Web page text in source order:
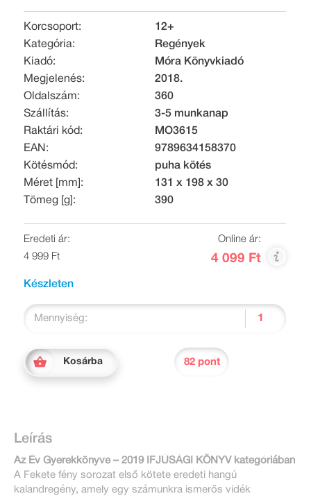
Korcsoport:
12+
Kategória:
Regények
Kiadó:
Móra Könyvkiadó
Megjelenés:
2018.
Oldalszám:
360
Szállítás:
3-5 munkanap
Raktári kód:
MO3615
EAN:
9789634158370
Kötésmód:
puha kötés
Méret [mm]:
131 x 198 x 30
Tömeg [g]:
390
Eredeti ár:
4 999 Ft
Online ár:
4 099 Ft
Készleten
Mennyiség:
Kosárba 82 pont
Leírás
Az Év Gyerekkönyve – 2019 IFJÚSÁGI KÖNYV kategóriában
A Fekete fény sorozat első kötete eredeti hangú
kalandregény, amely egy számunkra ismerős vidék